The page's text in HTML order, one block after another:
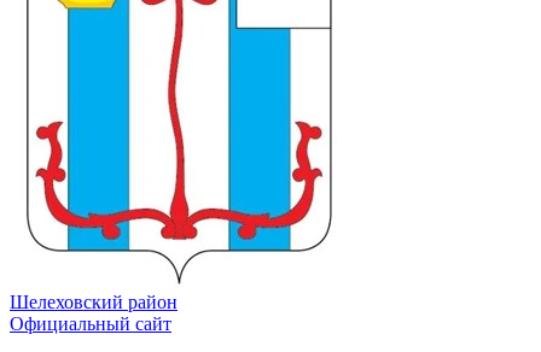
Шелеховский район
Официальный сайт